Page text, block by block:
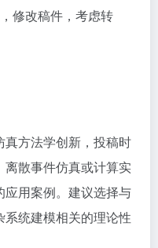
修改稿件，考虑转
方法学创新，投稿时
散事件仿真或计算实
用案例。建议选择与
统建模相关的理论性